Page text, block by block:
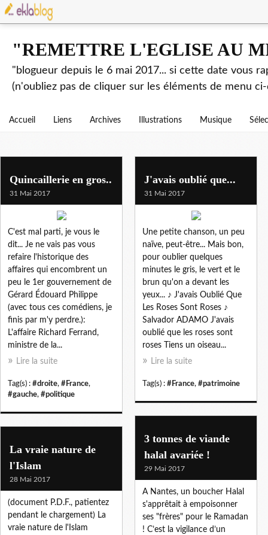
"REMETTRE L'EGLISE AU
"blogueur depuis le 6 mai 2017... si cette date vous
(n'oubliez pas de cliquer sur les éléments de menu
Accueil Liens Archives Illustrations Musique
Quincaillerie en gros..
31 Mai 2017
C'est mal parti, je vous le
dit... Je ne vais pas vous
refaire l'historique des
affaires qui encombrent un
peu le 1er gouvernement de
Gérard Édouard Philippe
(avec tous ces comédiens, je
finis par m'y perdre.):
L'affaire Richard Ferrand,
ministre de la...
Lire la suite
Tag(s) : #droite, #France,
#gauche, #politique
J'avais oublié que...
31 Mai 2017
Une petite chanson, un peu
naïve, peut-être... Mais bon,
pour oublier quelques
minutes le gris, le vert et le
brun qu'on a devant les
yeux... ♪ J'avais Oublié Que
Les Roses Sont Roses ♪
Salvador ADAMO J'avais
oublié que les roses sont
roses Tiens un oiseau...
Lire la suite
Tag(s) : #France, #patrimoine
3 tonnes de viande
halal avariée !
29 Mai 2017
A Nantes, un boucher Halal
s'apprêtait à empoisonner
ses "frères" pour le Ramadan
! C’est la vigilance d’un
La vraie nature de
l'Islam
28 Mai 2017
(document P.D.F., patientez
pendant le chargement) La
vraie nature de l'Islam